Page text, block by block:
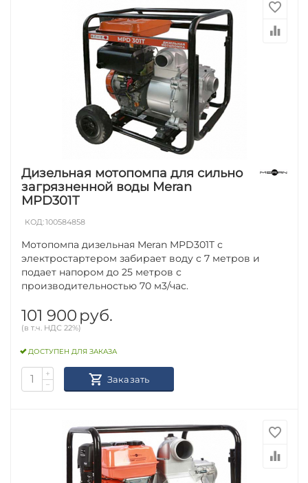
Дизельная мотопомпа для сильно
загрязненной воды Meran
MPD301T
КОД:100584858
Мотопомпа дизельная Meran MPD301T с
электростартером забирает воду с 7 метров и
подает напором до 25 метров с
производительностью 70 м3/час.
101 900 руб.
(в т.ч. НДС 22%)
ДОСТУПЕН ДЛЯ ЗАКАЗА
+
−
Заказать